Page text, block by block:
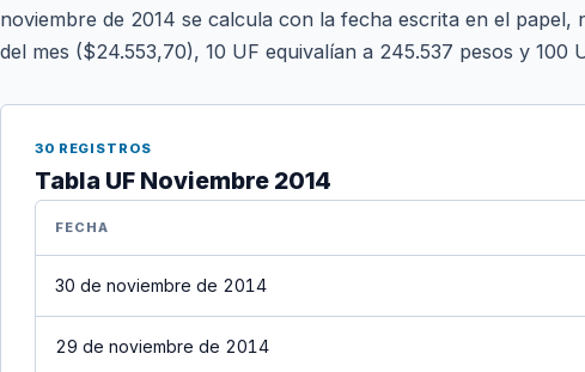
noviembre de 2014 se calcula con la fecha escrita en el
del mes ($24.553,70), 10 UF equivalían a 245.537 pesos y 100
30 REGISTROS
Tabla UF Noviembre 2014
FECHA
30 de noviembre de 2014
29 de noviembre de 2014